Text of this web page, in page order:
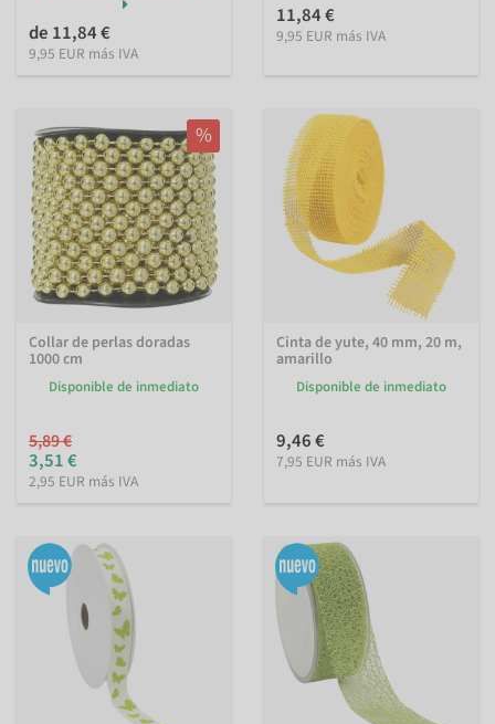
de 11,84 €
9,95 EUR más IVA
11,84 €
9,95 EUR más IVA
%
Collar de perlas doradas
1000 cm
Disponible de inmediato
5,89 €
3,51 €
2,95 EUR más IVA
Cinta de yute, 40 mm, 20 m,
amarillo
Disponible de inmediato
9,46 €
7,95 EUR más IVA